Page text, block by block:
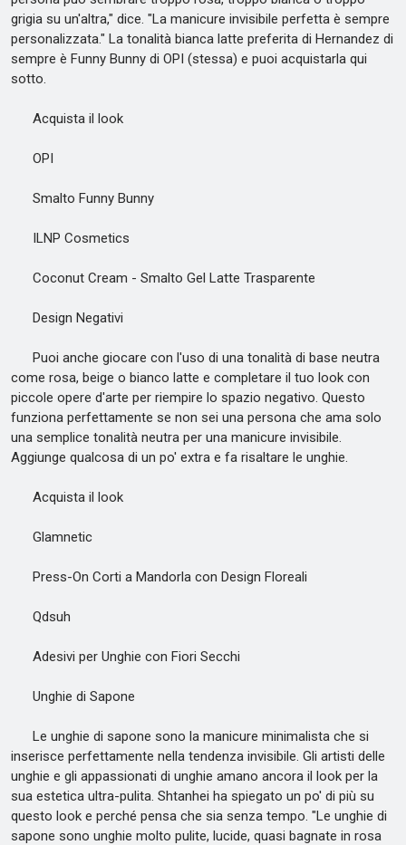
grigia su un'altra," dice. "La manicure invisibile perfetta è sempre
personalizzata." La tonalità bianca latte preferita di Hernandez di
sempre è Funny Bunny di OPI (stessa) e puoi acquistarla qui
sotto.
Acquista il look
OPI
Smalto Funny Bunny
ILNP Cosmetics
Coconut Cream - Smalto Gel Latte Trasparente
Design Negativi
Puoi anche giocare con l'uso di una tonalità di base neutra
come rosa, beige o bianco latte e completare il tuo look con
piccole opere d'arte per riempire lo spazio negativo. Questo
funziona perfettamente se non sei una persona che ama solo
una semplice tonalità neutra per una manicure invisibile.
Aggiunge qualcosa di un po' extra e fa risaltare le unghie.
Acquista il look
Glamnetic
Press-On Corti a Mandorla con Design Floreali
Qdsuh
Adesivi per Unghie con Fiori Secchi
Unghie di Sapone
Le unghie di sapone sono la manicure minimalista che si
inserisce perfettamente nella tendenza invisibile. Gli artisti delle
unghie e gli appassionati di unghie amano ancora il look per la
sua estetica ultra-pulita. Shtanhei ha spiegato un po' di più su
questo look e perché pensa che sia senza tempo. "Le unghie di
sapone sono unghie molto pulite, lucide, quasi bagnate in rosa